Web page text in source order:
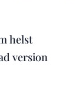
helst
version